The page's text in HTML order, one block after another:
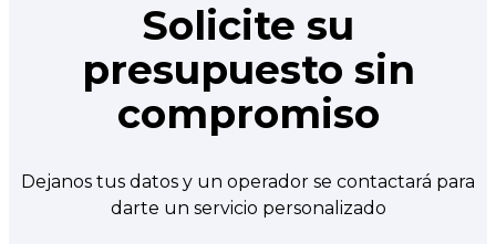
Solicite su
presupuesto sin
compromiso
Dejanos tus datos y un operador se contactará para
darte un servicio personalizado